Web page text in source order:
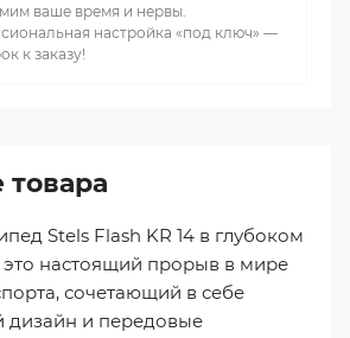
ваше время и нервы.
настройка «под ключ» —
к заказу!
Stels Flash KR 14 в глубоком
настоящий прорыв в мире
сочетающий в себе
дизайн и передовые